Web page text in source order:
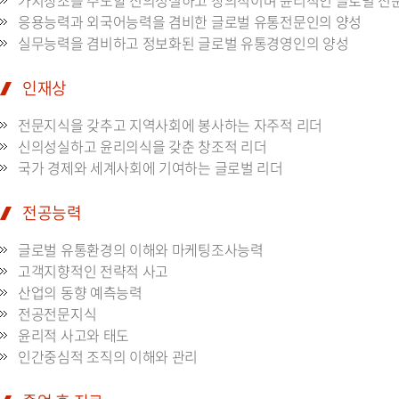
응용능력과 외국어능력을 겸비한 글로벌 유통전문인의 양성
실무능력을 겸비하고 정보화된 글로벌 유통경영인의 양성
인재상
전문지식을 갖추고 지역사회에 봉사하는 자주적 리더
신의성실하고 윤리의식을 갖춘 창조적 리더
국가 경제와 세계사회에 기여하는 글로벌 리더
전공능력
글로벌 유통환경의 이해와 마케팅조사능력
고객지향적인 전략적 사고
산업의 동향 예측능력
전공전문지식
윤리적 사고와 태도
인간중심적 조직의 이해와 관리